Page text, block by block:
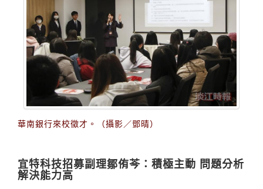
華南銀行來校徵才。（攝影／鄧晴）
宜特科技招募副理鄒侑芩：積極主動 問題分析
解決能力高